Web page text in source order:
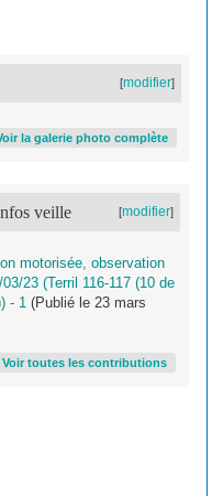
[modifier]
la galerie photo complète
[modifier]
veille
motorisée, observation
23 (Terril 116-117 (10 de
- 1 (Publié le 23 mars
Voir toutes les contributions